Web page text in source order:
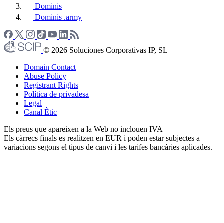
Dominis
Dominis .army
© 2026 Soluciones Corporativas IP, SL
Domain Contact
Abuse Policy
Registrant Rights
Política de privadesa
Legal
Canal Ètic
Els preus que apareixen a la Web no inclouen IVA
Els càrrecs finals es realitzen en EUR i poden estar subjectes a
variacions segons el tipus de canvi i les tarifes bancàries aplicades.